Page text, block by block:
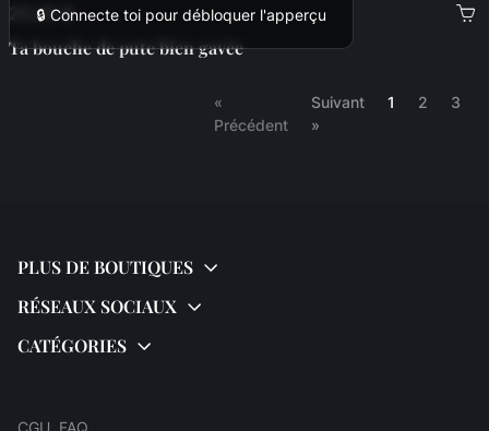
🔒 Connecte toi pour débloquer l'apperçu
20,00 €
Ta bouche de pute bien gavée
«
Précédent
Suivant
»
1 (current)
2 3
CGU FAQ